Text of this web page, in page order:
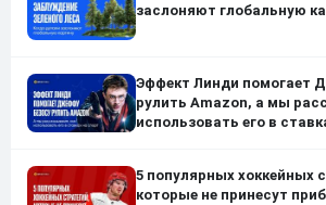
заслоняют глобальную
Эффект Линди помогает
рулить Amazon, а мы
использовать его в
5 популярных хоккейных
которые не принесут